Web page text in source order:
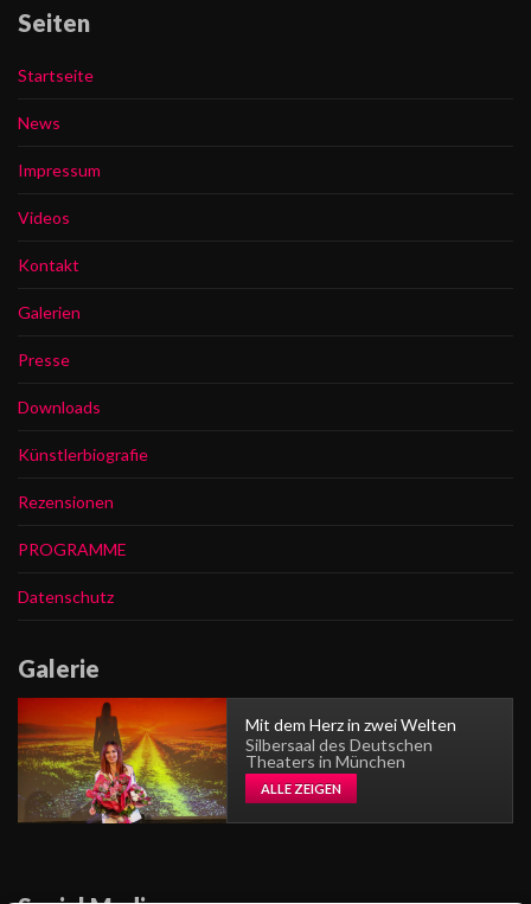
Seiten
Startseite
News
Impressum
Videos
Kontakt
Galerien
Presse
Downloads
Künstlerbiografie
Rezensionen
PROGRAMME
Datenschutz
Galerie
Mit dem Herz in zwei Welten
Silbersaal des Deutschen
Theaters in München
ALLE ZEIGEN